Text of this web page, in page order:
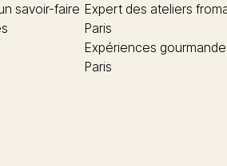
savoir-faire Expert des ateliers
Paris
Expériences
Paris